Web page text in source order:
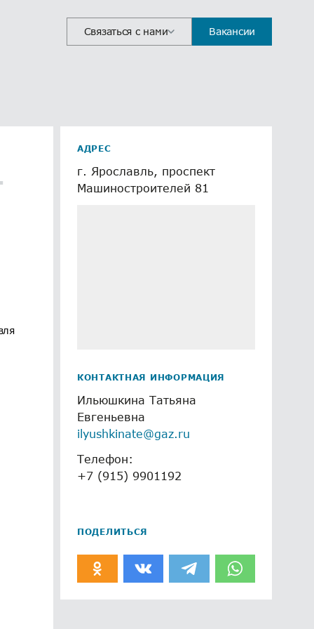
Связаться с нами Вакансии
АДРЕС
г. Ярославль, проспект
Машиностроителей 81
КОНТАКТНАЯ ИНФОРМАЦИЯ
Ильюшкина Татьяна
Евгеньевна
ilyushkinate@gaz.ru
Телефон:
+7 (915) 9901192
ПОДЕЛИТЬСЯ